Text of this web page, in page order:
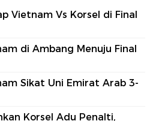
Vietnam Vs Korsel di Final
di Ambang Menuju Final
Sikat Uni Emirat Arab 3-
Korsel Adu Penalti,